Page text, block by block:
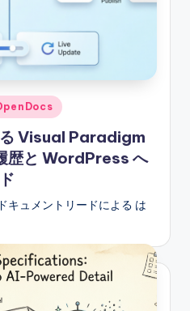
Visual Paradigm
歴と WordPress へ
キュメントリードによる は